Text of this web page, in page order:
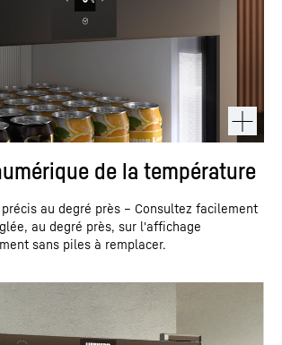
de la température
au degré près – Consultez facilement
au degré près, sur l'affichage
sans piles à remplacer.